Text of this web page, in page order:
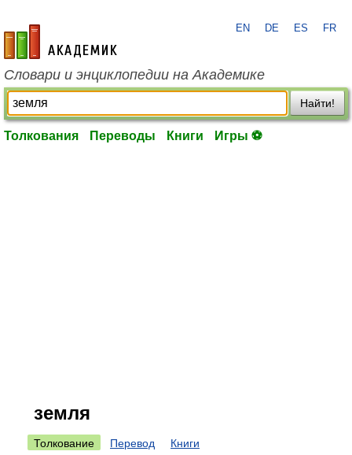
academic.ru
EN DE ES FR
Словари и энциклопедии на Академике
Найти!
Толкования Переводы Книги Игры ⚽
земля
Толкование Перевод Книги